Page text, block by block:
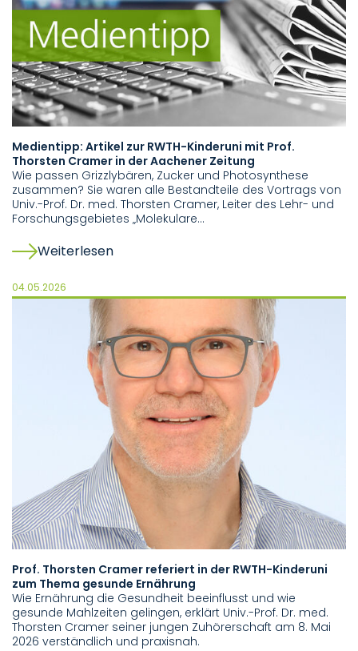
Medientipp: Artikel zur RWTH-Kinderuni mit Prof.
Thorsten Cramer in der Aachener Zeitung
Wie passen Grizzlybären, Zucker und Photosynthese
zusammen? Sie waren alle Bestandteile des Vortrags von
Univ.-Prof. Dr. med. Thorsten Cramer, Leiter des Lehr- und
Forschungsgebietes „Molekulare…
Weiterlesen
04.05.2026
Prof. Thorsten Cramer referiert in der RWTH-Kinderuni
zum Thema gesunde Ernährung
Wie Ernährung die Gesundheit beeinflusst und wie
gesunde Mahlzeiten gelingen, erklärt Univ.-Prof. Dr. med.
Thorsten Cramer seiner jungen Zuhörerschaft am 8. Mai
2026 verständlich und praxisnah.